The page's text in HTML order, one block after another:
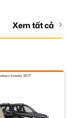
Xem tất cả